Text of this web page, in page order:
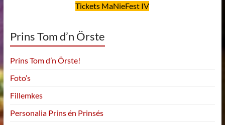
Tickets MaNieFest IV
Prins Tom d’n Örste
Prins Tom d’n Örste!
Foto’s
Fillemkes
Personalia Prins én Prinsés